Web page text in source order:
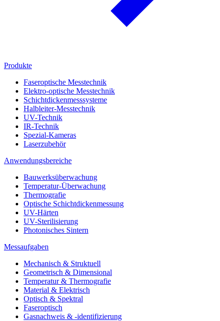
Produkte
Faseroptische Messtechnik
Elektro-optische Messtechnik
Schichtdickenmesssysteme
Halbleiter-Messtechnik
UV-Technik
IR-Technik
Spezial-Kameras
Laserzubehör
Anwendungsbereiche
Bauwerksüberwachung
Temperatur-Überwachung
Thermografie
Optische Schichtdickenmessung
UV-Härten
UV-Sterilisierung
Photonisches Sintern
Messaufgaben
Mechanisch & Struktuell
Geometrisch & Dimensional
Temperatur & Thermografie
Material & Elektrisch
Optisch & Spektral
Faseroptisch
Gasnachweis & -identifizierung